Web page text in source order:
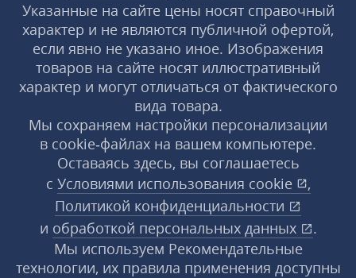
Указанные на сайте цены носят справочный
характер и не являются публичной офертой,
если явно не указано иное. Изображения
товаров на сайте носят иллюстративный
характер и могут отличаться от фактического
вида товара.
Мы сохраняем настройки персонализации
в cookie‑файлах на вашем компьютере.
Оставаясь здесь, вы соглашаетесь
с Условиями использования cookie
,
Политикой конфиденциальности
и обработкой персональных данных
.
Мы используем Рекомендательные
технологии, их правила применения доступны